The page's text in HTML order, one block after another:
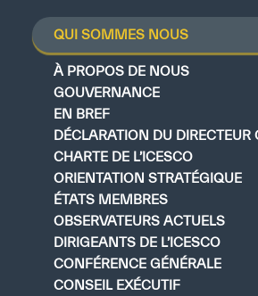
QUI SOMMES NOUS
À PROPOS DE NOUS
GOUVERNANCE
EN BREF
DÉCLARATION DU DIRECTEUR
CHARTE DE L’ICESCO
ORIENTATION STRATÉGIQUE
ÉTATS MEMBRES
OBSERVATEURS ACTUELS
DIRIGEANTS DE L’ICESCO
CONFÉRENCE GÉNÉRALE
CONSEIL EXÉCUTIF